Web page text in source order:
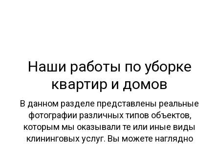
Наши работы по уборке
квартир и домов
В данном разделе представлены реальные
фотографии различных типов объектов,
которым мы оказывали те или иные виды
клининговых услуг. Вы можете наглядно